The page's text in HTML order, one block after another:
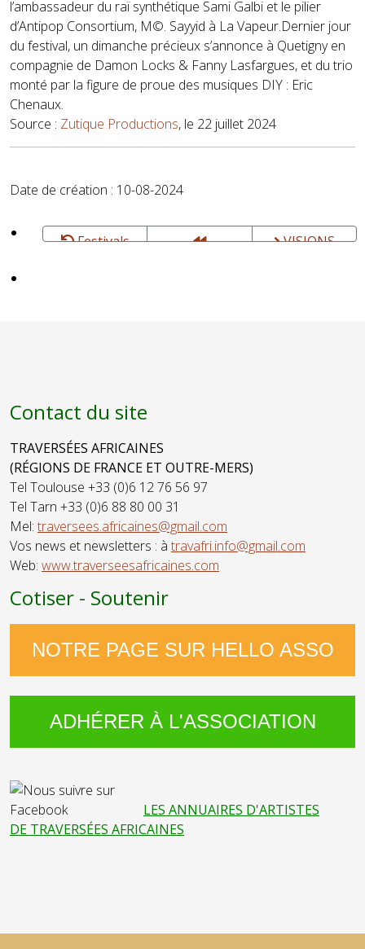
l’ambassadeur du raï synthétique Sami Galbi et le pilier
d’Antipop Consortium, M©. Sayyid à La Vapeur.Dernier jour
du festival, un dimanche précieux s’annonce à Quetignyen
compagnie de Damon Locks & Fanny Lasfargues, et du trio
monté par la figure de proue des musiques DIY : Eric
Chenaux.
Source : Zutique Productions, le 22 juillet 2024
Date de création : 10-08-2024
Festivals
VISIONS
Contact du site
TRAVERSÉES AFRICAINES
(RÉGIONS DE FRANCE ET OUTRE-MERS)
Tel Toulouse +33 (0)6 12 76 56 97
Tel Tarn +33 (0)6 88 80 00 31
Mel: traversees.africaines@gmail.com
Vos news et newsletters : à travafri.info@gmail.com
Web: www.traverseesafricaines.com
Cotiser - Soutenir
NOTRE PAGE SUR HELLO ASSO
ADHÉRER À L'ASSOCIATION
LES ANNUAIRES D'ARTISTES
DE TRAVERSÉES AFRICAINES